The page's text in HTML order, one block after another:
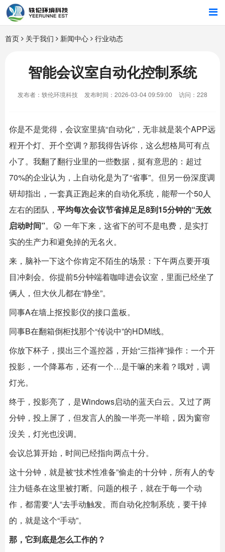
首页
行业解决方案
智能硬件
关于我们
首页 关于我们 新闻中心 行业动态
智能会议室自动化控制系统
发布者：轶伦环境科技 发布时间：2026-03-04 09:59:00 访问：228
你是不是觉得，会议室里搞“自动化”，无非就是装个APP远
程开个灯、开个空调？那我得告诉你，这么想格局可有点
小了。我翻了翻行业里的一些数据，挺有意思的：超过
70%的企业认为，上自动化是为了“省事”。但另一份深度调
研却指出，一套真正跑起来的自动化系统，能帮一个50人
左右的团队， 平均每次会议节省掉足足8到15分钟的“无效
启动时间”。😲 一年下来，这省下的可不是电费，是实打
实的生产力和避免掉的无名火。
来，脑补一下这个你肯定不陌生的场景：下午两点要开项
目冲刺会。你提前5分钟端着咖啡进会议室，里面已经坐了
俩人，但大伙儿都在“静坐”。
同事A在墙上抠投影仪的接口盖板。
同事B在翻箱倒柜找那个“传说中”的HDMI线。
你放下杯子，摸出三个遥控器，开始“三指禅”操作：一个开
投影，一个降幕布，还有一个…是干嘛的来着？哦对，调
灯光。
终于，投影亮了，是Windows启动的蓝天白云。又过了两
分钟，投上屏了，但发言人的脸一半亮一半暗，因为窗帘
没关，灯光也没调。
会议总算开始，时间已经指向两点十分。
这十分钟，就是被“技术性准备”偷走的十分钟，所有人的专
注力链条在这里被打断。问题的根子，就在于每一个动
作，都需要“人”去手动触发。而自动化控制系统，要干掉
的，就是这个“手动”。
那，它到底是怎么工作的？